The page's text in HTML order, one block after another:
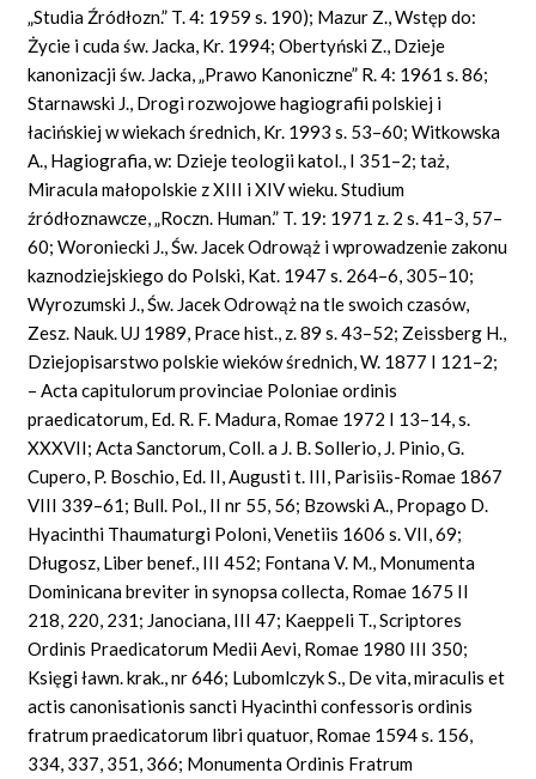
„Studia Źródłozn.” T. 4: 1959 s. 190); Mazur Z., Wstęp do:
Życie i cuda św. Jacka, Kr. 1994; Obertyński Z., Dzieje
kanonizacji św. Jacka, „Prawo Kanoniczne” R. 4: 1961 s. 86;
Starnawski J., Drogi rozwojowe hagiografii polskiej i
łacińskiej w wiekach średnich, Kr. 1993 s. 53–60; Witkowska
A., Hagiografia, w: Dzieje teologii katol., I 351–2; taż,
Miracula małopolskie z XIII i XIV wieku. Studium
źródłoznawcze, „Roczn. Human.” T. 19: 1971 z. 2 s. 41–3, 57–
60; Woroniecki J., Św. Jacek Odrowąż i wprowadzenie zakonu
kaznodziejskiego do Polski, Kat. 1947 s. 264–6, 305–10;
Wyrozumski J., Św. Jacek Odrowąż na tle swoich czasów,
Zesz. Nauk. UJ 1989, Prace hist., z. 89 s. 43–52; Zeissberg H.,
Dziejopisarstwo polskie wieków średnich, W. 1877 I 121–2;
– Acta capitulorumprovinciae Poloniae ordinis
praedicatorum, Ed. R. F. Madura, Romae 1972 I 13–14, s.
XXXVII; Acta Sanctorum, Coll. a J. B. Sollerio, J. Pinio, G.
Cupero, P. Boschio, Ed. II, Augusti t. III, Parisiis-Romae 1867
VIII 339–61; Bull. Pol., II nr 55, 56; Bzowski A., Propago D.
Hyacinthi Thaumaturgi Poloni,Venetiis 1606 s. VII, 69;
Długosz, Liber benef., III 452; FontanaV. M., Monumenta
Dominicana breviter in synopsa collecta, Romae 1675 II
218, 220, 231; Janociana, III 47; Kaeppeli T., Scriptores
Ordinis Praedicatorum MediiAevi, Romae 1980 III 350;
Księgi ławn. krak., nr 646; Lubomlczyk S., De vita,miraculis et
actis canonisationis sancti Hyacinthi confessoris ordinis
fratrum praedicatorum libriquatuor, Romae 1594 s. 156,
334, 337, 351, 366; Monumenta Ordinis Fratrum